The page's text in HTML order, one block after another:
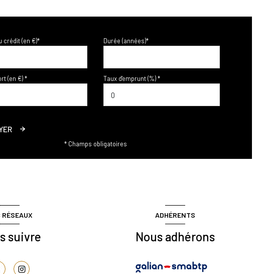
crédit (en €)* Durée (années)*
(en €) * Taux d'emprunt (%) *
* Champs obligatoires
RÉSEAUX
suivre
ADHÉRENTS
Nous adhérons